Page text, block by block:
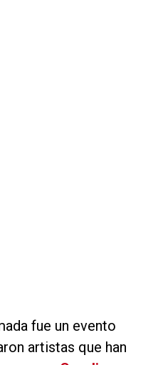
fue un evento
artistas que han